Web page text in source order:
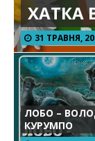
ХАТКА
31 ТРАВНЯ,
ЛОБО –
КУРУМПО